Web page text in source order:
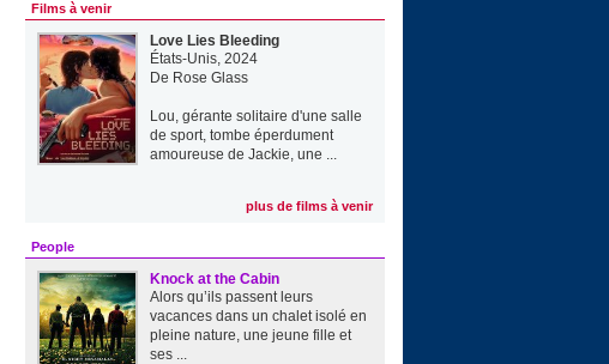
Films à venir
Love Lies Bleeding
États-Unis, 2024
De Rose Glass
Lou, gérante solitaire d'une salle
de sport, tombe éperdument
amoureuse de Jackie, une ...
plus de films à venir
People
Knock at the Cabin
Alors qu’ils passent leurs
vacances dans un chalet isolé en
pleine nature, une jeune fille et
ses ...